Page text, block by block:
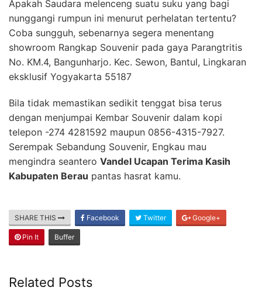
Apakah Saudara melenceng suatu suku yang bagi
nunggangi rumpun ini menurut perhelatan tertentu?
Coba sungguh, sebenarnya segera menentang
showroom Rangkap Souvenir pada gaya Parangtritis
No. KM.4, Bangunharjo. Kec. Sewon, Bantul, Lingkaran
eksklusif Yogyakarta 55187
Bila tidak memastikan sedikit tenggat bisa terus
dengan menjumpai Kembar Souvenir dalam kopi
telepon -274 4281592 maupun 0856-4315-7927.
Serempak Sebandung Souvenir, Engkau mau
mengindra seantero Vandel Ucapan Terima Kasih
Kabupaten Berau pantas hasrat kamu.
SHARE THIS Facebook Twitter Google+
Pin It Buffer
Related Posts